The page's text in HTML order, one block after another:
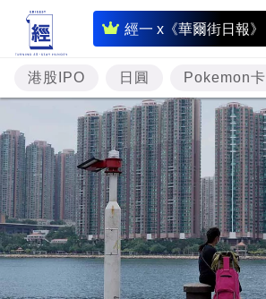
經一 x《華爾街日報》
即
時
財
經
專
題
投
資
樓
市
港股IPO 日圓 Pokemon卡